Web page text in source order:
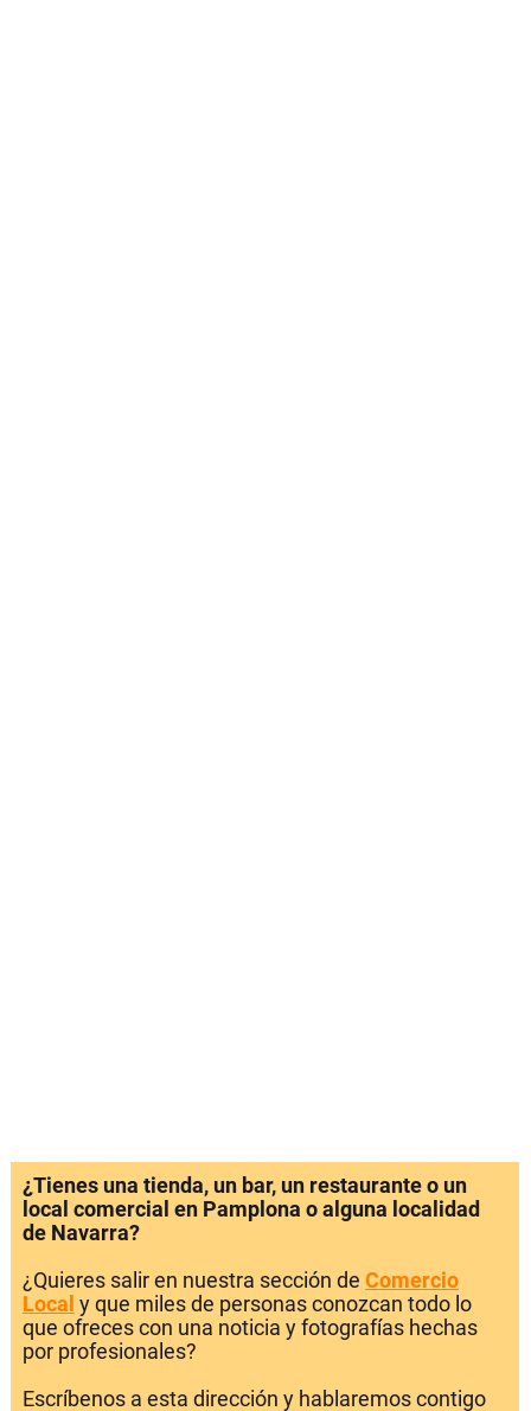
¿Tienes una tienda, un bar, un restaurante o un
local comercial en Pamplona o alguna localidad
de Navarra?
¿Quieres salir en nuestra sección de Comercio
Local y que miles de personas conozcan todo lo
que ofreces con una noticia y fotografías hechas
por profesionales?
Escríbenos a esta dirección y hablaremos contigo